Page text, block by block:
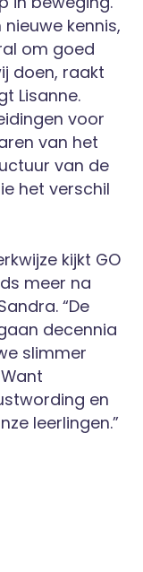
kennis,
om goed
doen, raakt
Lisanne.
voor
van het
van de
het verschil
kijkt GO
meer na
“De
decennia
slimmer
en
leerlingen.”